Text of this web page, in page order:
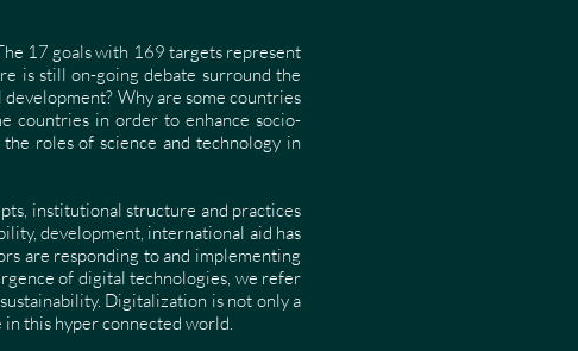
17 goals with 169 targets represent
is still on-going debate surround the
Why are some countries
countries in order to enhance socio-
roles of science and technology in
institutional structure and practices
development, international aid has
are responding to and implementing
of digital technologies, we refer
Digitalization is not only a
this hyper connected world.